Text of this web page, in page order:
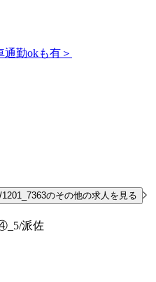
勤okも有＞
のその他の求人を見る
派佐